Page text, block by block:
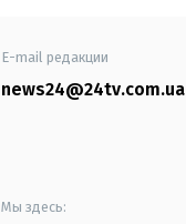
E-mail редакции
news24@24tv.com.ua
Мы здесь: